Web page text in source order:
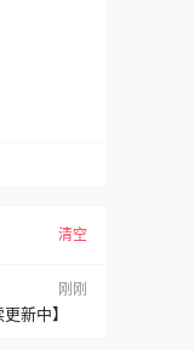
清空
刚刚
新中】